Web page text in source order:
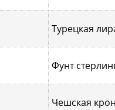
Турецкая
Фунт
Чешская